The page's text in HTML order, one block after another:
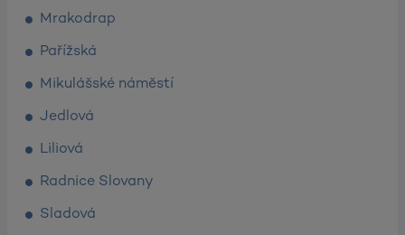
Mrakodrap
Pařížská
Mikulášské náměstí
Jedlová
Liliová
Radnice Slovany
Sladová